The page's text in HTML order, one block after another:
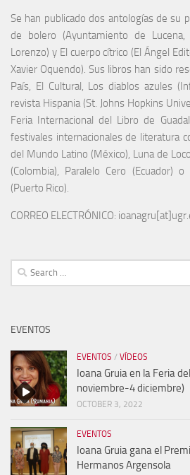
Se han publicado dos antologías de su
de bolero (Ayuntamiento de
Lorenzo) y El cuerpo cítrico (El Ángel
Xavier Oquendo). Sus libros han sido
País, El Cultural, Los diablos azules
revista Hispania (St. Johns Hopkins
Feria Internacional del Libro de
festivales internacionales de literatura
del Mundo Latino (México), Luna de
(Colombia), Paralelo Cero (Ecuador)
(Puerto Rico).
CORREO ELECTRÓNICO:
Search
for:
EVENTOS
EVENTOS / VÍDEOS
Ioana Gruia en la Feria
noviembre-4 diciembre)
OCTOBER 3, 2022
EVENTOS
Ioana Gruia gana el
Hermanos Argensola